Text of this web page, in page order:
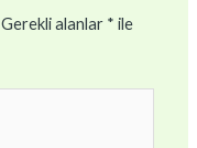
Gerekli alanlar * ile